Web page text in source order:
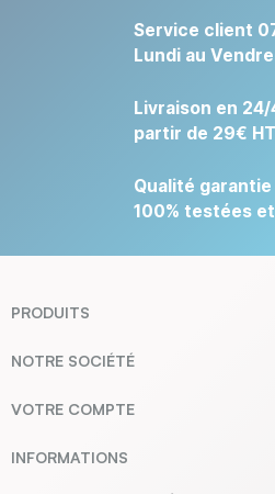
Service client
Lundi au
Livraison en
partir de 29€ HT
Qualité
100% testées
PRODUITS
NOTRE SOCIÉTÉ
VOTRE COMPTE
INFORMATIONS